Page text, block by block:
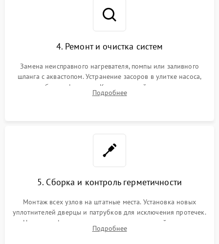
4. Ремонт и очистка систем
Замена неисправного нагревателя, помпы или заливного
шланга с аквастопом. Устранение засоров в улитке насоса,
патрубках и фильтрах. Компонентный ремонт платы
управления, восстановление поврежденной проводки.
Подробнее
5. Сборка и контроль герметичности
Монтаж всех узлов на штатные места. Установка новых
уплотнителей дверцы и патрубков для исключения протечек.
Надежная фиксация хомутов гидравлической системы,
сборка корпуса и установка датчика поплавка.
Подробнее